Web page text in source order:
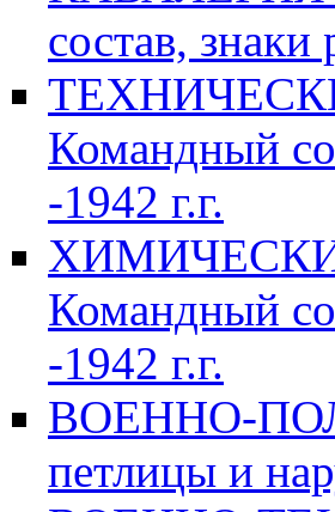
состав, знаки
Командный
-1942 г.г.
Командный
-1942 г.г.
ВОЕННО-
петлицы и